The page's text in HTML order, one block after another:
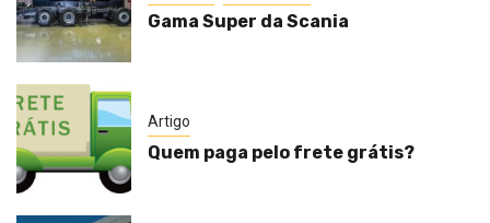
Gama Super da Scania
Artigo
Quem paga pelo frete grátis?